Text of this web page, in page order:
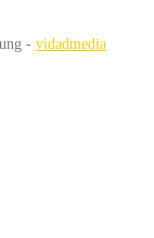
- vidadmedia